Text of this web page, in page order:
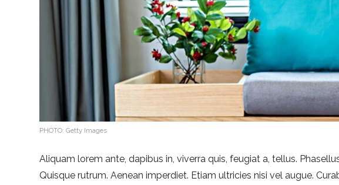
PHOTO: Getty Images
Aliquam lorem ante, dapibus in, viverra quis, feugiat a, tellus.
Quisque rutrum. Aenean imperdiet. Etiam ultricies nisi vel augue.